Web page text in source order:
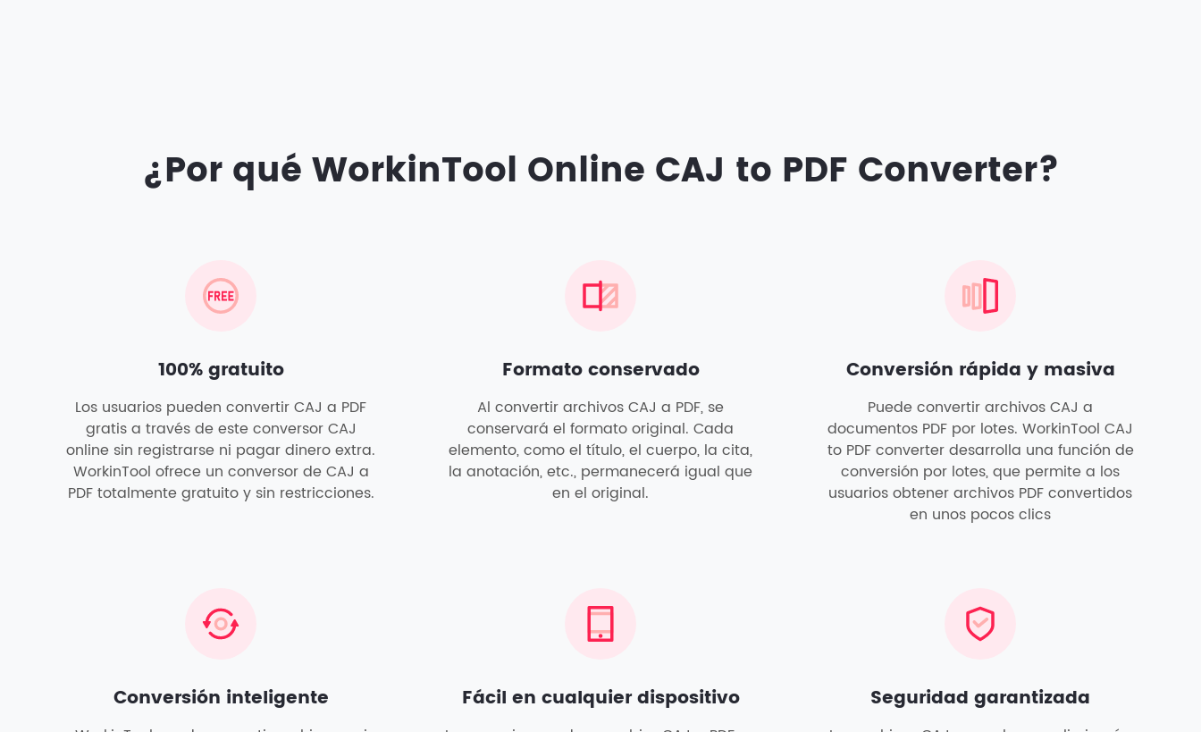
¿Por qué WorkinTool Online CAJ to PDF Converter?
100% gratuito
Los usuarios pueden convertir CAJ a PDF
gratis a través de este conversor CAJ
online sin registrarse ni pagar dinero extra.
WorkinTool ofrece un conversor de CAJ a
PDF totalmente gratuito y sin restricciones.
Formato conservado
Al convertir archivos CAJ a PDF, se
conservará el formato original. Cada
elemento, como el título, el cuerpo, la cita,
la anotación, etc., permanecerá igual que
en el original.
Conversión rápida y masiva
Puede convertir archivos CAJ a
documentos PDF por lotes. WorkinTool CAJ
to PDF converter desarrolla una función de
conversión por lotes, que permite a los
usuarios obtener archivos PDF convertidos
en unos pocos clics
Conversión inteligente Fácil en cualquier dispositivo Seguridad garantizada